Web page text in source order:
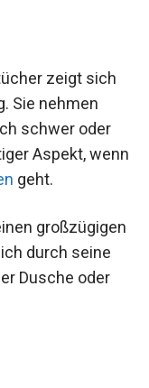
zeigt sich
Sie nehmen
schwer oder
Aspekt, wenn
geht.
großzügigen
durch seine
Dusche oder